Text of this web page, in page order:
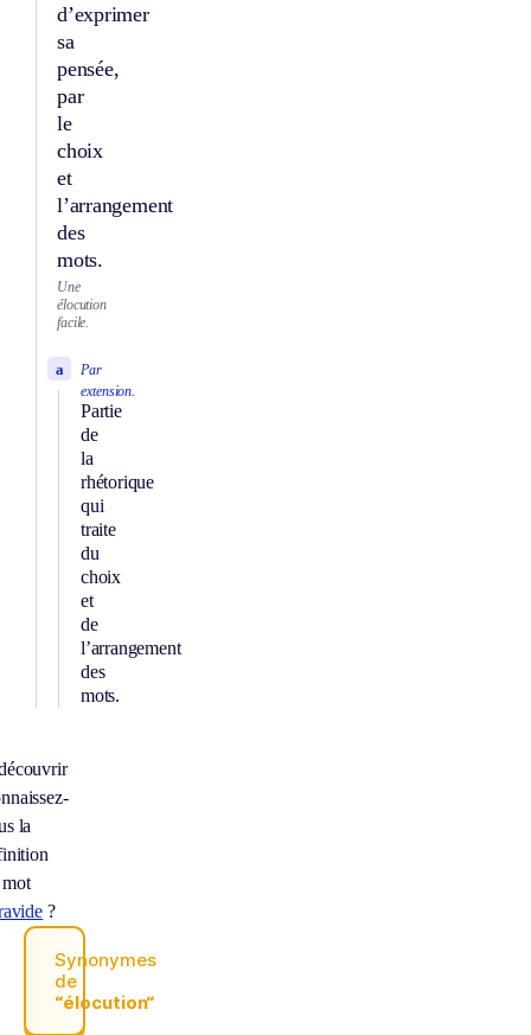
d’exprimer
sa
pensée,
par
le
choix
et
l’arrangement
des
mots.
Une
élocution
facile.
Par
extension.
Partie
de
la
rhétorique
qui
traite
du
choix
et
de
l’arrangement
des
mots.
a
la
?
Synonymes
de
“élocution“